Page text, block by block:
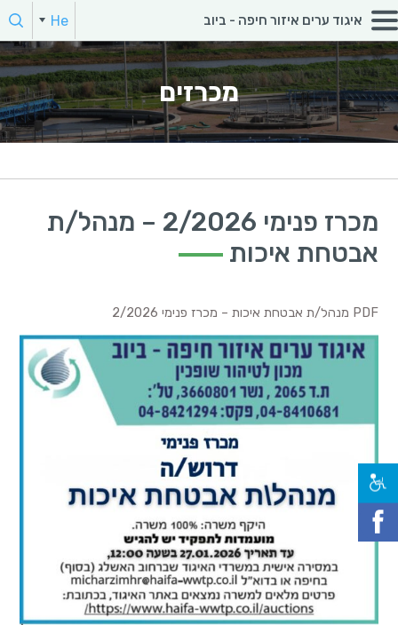
חפש:
הקלד מילת חיפוש
איגוד ערים איזור חיפה - ביוב He
מכרזים
מכרז פנימי 2/2026 – מנהל/ת
אבטחת איכות
PDF מנהל/ת אבטחת איכות – מכרז פנימי 2/2026